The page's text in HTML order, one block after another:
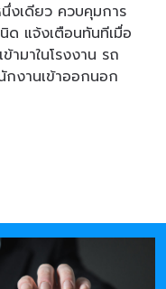
งเดียว ควบคุมการ
ด แจ้งเตือนทันทีเมื่อ
มาในโรงงาน รถ
งานเข้าออกนอก